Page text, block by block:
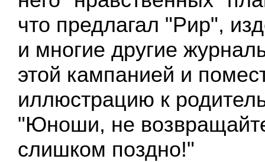
что предлагал "Рир",
и многие другие
этой кампанией и
иллюстрацию к
"Юноши, не
слишком поздно!"